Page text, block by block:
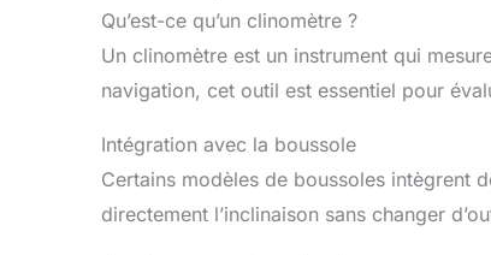
Qu’est-ce qu’un clinomètre ?
Un clinomètre est un instrument qui
navigation, cet outil est essentiel pour
Intégration avec la boussole
Certains modèles de boussoles intègrent
directement l’inclinaison sans changer